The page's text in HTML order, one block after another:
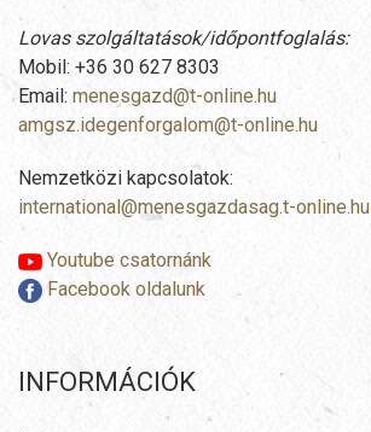
Lovas szolgáltatások/időpontfoglalás:
Mobil: +36 30 627 8303
Email: menesgazd@t-online.hu
amgsz.idegenforgalom@t-online.hu
Nemzetközi kapcsolatok:
international@menesgazdasag.t-online.hu
Youtube csatornánk
Facebook oldalunk
INFORMÁCIÓK